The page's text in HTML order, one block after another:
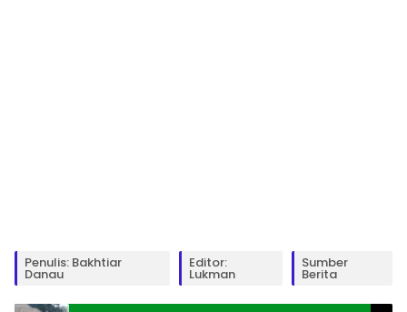
Penulis: Bakhtiar
Danau
Editor:
Lukman
Sumber
Berita